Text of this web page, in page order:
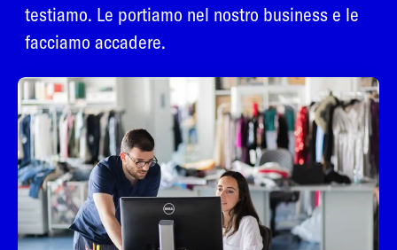
testiamo. Le portiamo nel nostro business e le
facciamo accadere.